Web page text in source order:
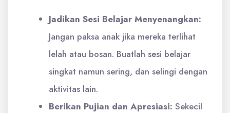
Jadikan Sesi Belajar Menyenangkan:
Jangan paksa anak jika mereka terlihat
lelah atau bosan. Buatlah sesi belajar
singkat namun sering, dan selingi dengan
aktivitas lain.
Berikan Pujian dan Apresiasi: Sekecil